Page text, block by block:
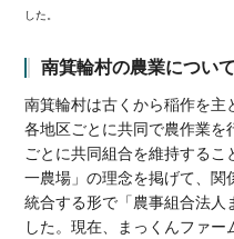
した。
南箕輪村の農業について
南箕輪村は古くから稲作を主
各地区ごとに共同で農作業
ごとに共同組合を維持する
一農場」の理念を掲げて、
統合する形で「農事組合法人
した。現在、まっくんファ